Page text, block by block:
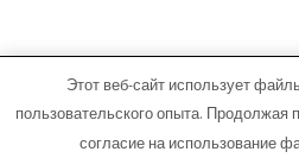
avto-car63.ru -
Тема от Grace
Этот веб-сайт использует
пользовательского опыта. Продолжая
согласие на использование